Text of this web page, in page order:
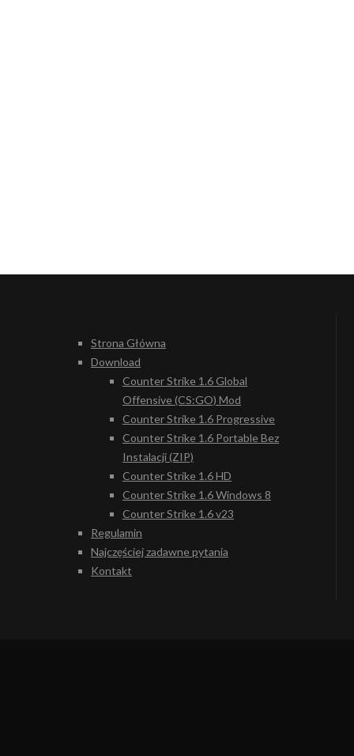
Strona Główna
Download
Counter Strike 1.6 Global
Offensive (CS:GO) Mod
Counter Strike 1.6 Progressive
Counter Strike 1.6 Portable Bez
Instalacji (ZIP)
Counter Strike 1.6 HD
Counter Strike 1.6 Windows 8
Counter Strike 1.6 v23
Regulamin
Najczęściej zadawne pytania
Kontakt